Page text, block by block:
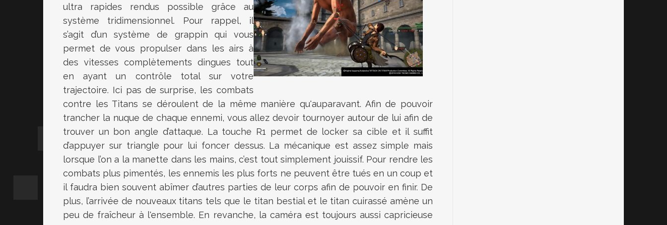
ultra rapides rendus possible grâce au
système tridimensionnel. Pour rappel, il
s’agit d’un système de grappin qui vous
permet de vous propulser dans les airs à
des vitesses complètements dingues tout
en ayant un contrôle total sur votre
trajectoire. Ici pas de surprise, les combats
contre les Titans se déroulent de la même manière qu'auparavant. Afin de pouvoir
trancher la nuque de chaque ennemi, vous allez devoir tournoyer autour de lui afin de
trouver un bon angle d’attaque. La touche R1 permet de locker sa cible et il suffit
d’appuyer sur triangle pour lui foncer dessus. La mécanique est assez simple mais
lorsque l’on a la manette dans les mains, c’est tout simplement jouissif. Pour rendre les
combats plus pimentés, les ennemis les plus forts ne peuvent être tués en un coup et
il faudra bien souvent abîmer d’autres parties de leur corps afin de pouvoir en finir. De
plus, l’arrivée de nouveaux titans tels que le titan bestial et le titan cuirassé amène un
peu de fraîcheur à l'ensemble. En revanche, la caméra est toujours aussi capricieuse